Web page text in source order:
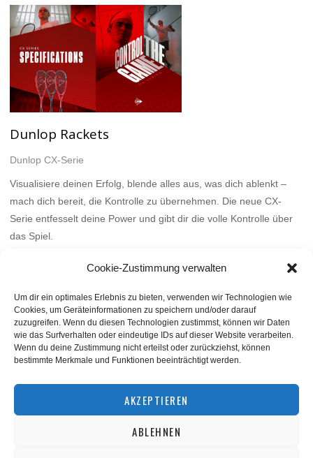
Cookie-Zustimmung verwalten
Um dir ein optimales Erlebnis zu bieten, verwenden wir Technologien wie
Cookies, um Geräteinformationen zu speichern und/oder darauf
zuzugreifen. Wenn du diesen Technologien zustimmst, können wir Daten
wie das Surfverhalten oder eindeutige IDs auf dieser Website verarbeiten.
Wenn du deine Zustimmung nicht erteilst oder zurückziehst, können
bestimmte Merkmale und Funktionen beeinträchtigt werden.
AKZEPTIEREN
ABLEHNEN
Dunlop Rackets
Dunlop CX-Serie
Visualisiere deinen Erfolg, blende alles aus, was dich ablenkt –
mach dich bereit, die Kontrolle zu übernehmen. Die neue CX-
Serie entfesselt deine Power und gibt dir die volle Kontrolle über
das Spiel.
BACK TO TOP
squashnet.de2026